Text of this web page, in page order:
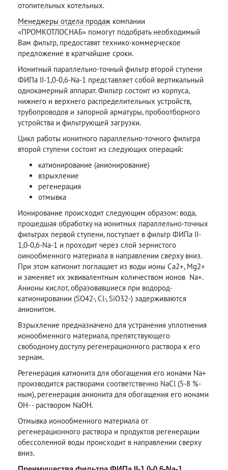
отопительных котельных.
Менеджеры отдела продаж компании
«ПРОМКОТЛОСНАБ» помогут подобрать необходимый
Вам фильтр, предоставят технико-коммерческое
предложение в кратчайшие сроки.
Ионитный параллельно-точный фильтр второй ступени
ФИПа II-1,0-0,6-Na-1 представляет собой вертикальный
однокамерный аппарат. Фильтр состоит из корпуса,
нижнего и верхнего распределительных устройств,
трубопроводов и запорной арматуры, пробоотборного
устройства и фильтрующей загрузки.
Цикл работы ионитного параллельно-точного фильтра
второй ступени состоит из следующих операций:
катионирование (анионирование)
взрыхление
регенерация
отмывка
Ионирование происходит следующим образом: вода,
прошедшая обработку на ионитных параллельно-точных
фильтрах первой ступени, поступает в фильтр ФИПа II-
1,0-0,6-Na-1 и проходит через слой зернистого
оинообменного материала в направлении сверху вниз.
При этом катионит поглащает из воды ионы Ca2+, Mg2+
и заменяет их эквивалентным количеством ионов Na+.
Анионы кислот, образовавшиеся при водород-
катионировании (SO42-, Cl-, SiO32-) задерживаются
анионитом.
Взрыхление предназначено для устранения уплотнения
ионообменного материала, препятствующего
свободному доступу регенерационного раствора к его
зернам.
Регенерация катионита для обогащения его ионами Na+
производится растворами соответственно NaCl (5-8 %-
ным), регенерация анионита для обогащения его ионами
ОН- - раствором NaOH.
Отмывка ионообменного материала от
регенерационного раствора и продуктов регенерации
обессоленной воды происходит в направлении сверху
вниз.